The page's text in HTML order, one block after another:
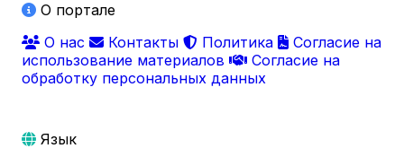
О портале
О нас
Контакты Политика
Согласие на
использование материалов
Согласие на
обработку персональных данных
Язык